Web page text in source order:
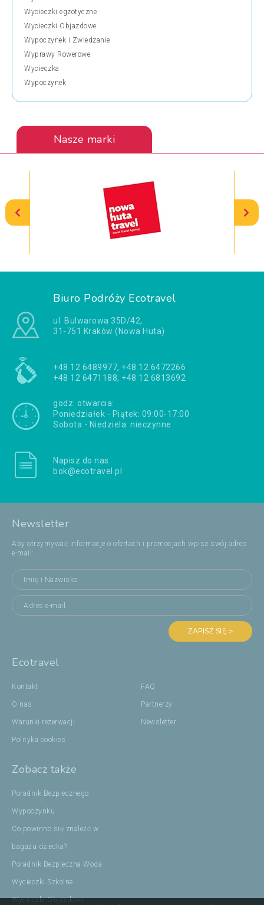
Wycieczki egzotyczne
Wycieczki Objazdowe
Wypoczynek i Zwiedzanie
Wyprawy Rowerowe
Wycieczka
Wypoczynek
Nasze marki
Biuro Podróży Ecotravel
ul. Bulwarowa 35D/42,
31-751 Kraków (Nowa Huta)
+48 12 6489977, +48 12 6472266
+48 12 6471188, +48 12 6813692
godz. otwarcia:
Poniedziałek - Piątek: 09:00-17:00
Sobota - Niedziela: nieczynne
Napisz do nas:
bok@ecotravel.pl
Newsletter
Aby otrzymywać informacje o ofertach i promocjach wpisz swój adres
e-mail:
ZAPISZ SIĘ >
Ecotravel
Kontakt
O nas
Warunki rezerwacji
Polityka cookies
FAQ
Partnerzy
Newsletter
Zobacz także
Poradnik Bezpiecznego
Wypoczynku
Co powinno się znaleźć w
bagażu dziecka?
Poradnik Bezpieczna Woda
Wycieczki Szkolne
Wycieczki Objazdowe